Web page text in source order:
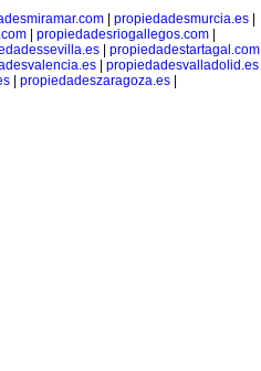
propiedadesmurcia.es
propiedadesriogallegos.com
| propiedadestartagal.com|
| propiedadesvalladolid.es|
| propiedadeszaragoza.es|